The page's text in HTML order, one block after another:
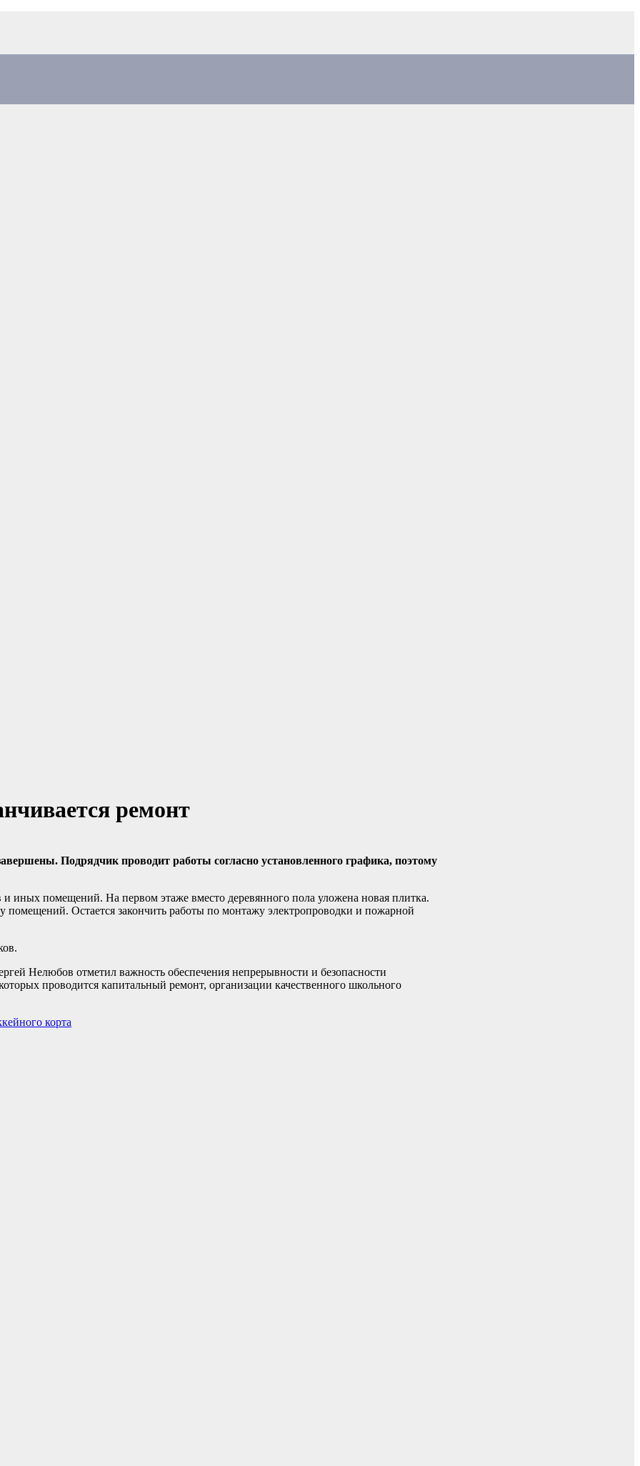
ремонт
Подрядчик проводит работы согласно установленного графика, поэтому
и иных помещений. На первом этаже вместо деревянного пола уложена новая плитка.
помещений. Остается закончить работы по монтажу электропроводки и пожарной
Нелюбов отметил важность обеспечения непрерывности и безопасности
проводится капитальный ремонт, организации качественного школьного
корта